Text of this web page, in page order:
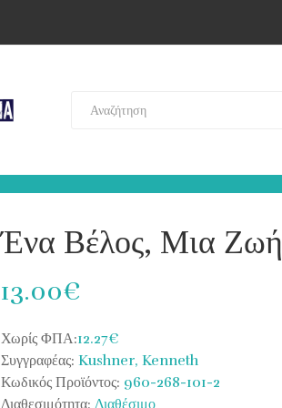
Ένα Βέλος, Μια Ζωή
13.00€
Χωρίς ΦΠΑ:12.27€
Συγγραφέας:Kushner, Kenneth
Κωδικός Προϊόντος: 960-268-101-2
Διαθεσιμότητα:Διαθέσιμο